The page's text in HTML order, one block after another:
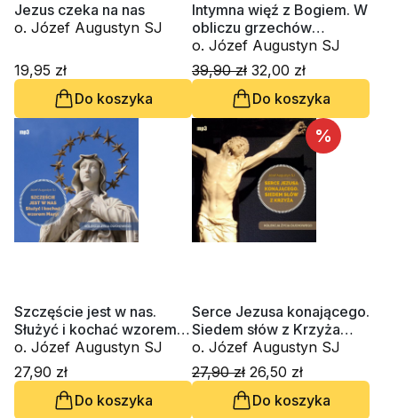
Jezus czeka na nas
o. Józef Augustyn SJ
19,95 zł
Do koszyka
Intymna więź z Bogiem. W
obliczu grzechów
Kościoła i świata
o. Józef Augustyn SJ
39,90 zł 32,00 zł
Do koszyka
Szczęście jest w nas.
Służyć i kochać wzorem
Maryi (CD-audiobook)
o. Józef Augustyn SJ
27,90 zł
Do koszyka
%
Serce Jezusa konającego.
Siedem słów z Krzyża
(CD-MP3-audiobook)
o. Józef Augustyn SJ
27,90 zł 26,50 zł
Do koszyka